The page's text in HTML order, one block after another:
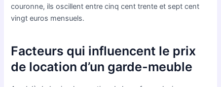
couronne, ils oscillent entre cinq cent trente et sept cent
vingt euros mensuels.
Facteurs qui influencent le prix
de location d’un garde-meuble